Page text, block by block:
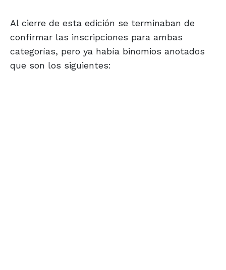
Al cierre de esta edición se terminaban de
confirmar las inscripciones para ambas
categorías, pero ya había binomios anotados
que son los siguientes: